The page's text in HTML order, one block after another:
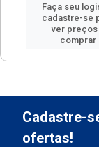
Faça seu
cadastre-se
ver preços
comprar
Cadastre-
ofertas!